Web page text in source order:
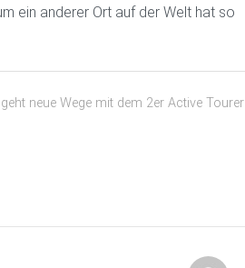
ein anderer Ort auf der Welt hat so
neue Wege mit dem 2er Active Tourer